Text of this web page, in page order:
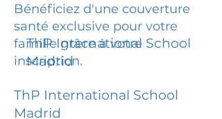
Bénéficiez d'une couverture
santé exclusive pour votre
famille grâce à votre
inscription.
ThP International School
Madrid
ThP International School
Madrid